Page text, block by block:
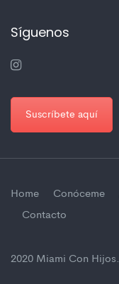
Síguenos
Suscríbete aquí
Home Conóceme
Contacto
2020 Miami Con Hijos.